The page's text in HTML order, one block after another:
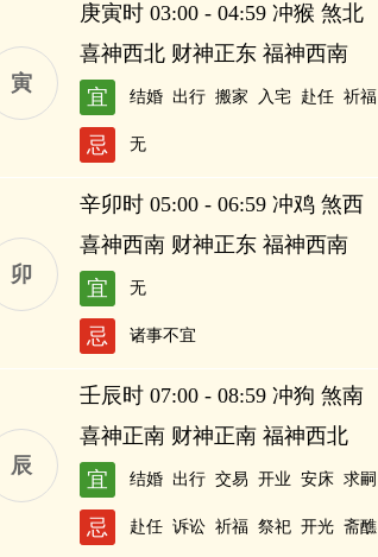
寅
庚寅时 03:00 - 04:59 冲猴 煞北
喜神西北 财神正东 福神西南
宜
结婚 出行 搬家 入宅 赴任 祈福
忌 无
卯
辛卯时 05:00 - 06:59 冲鸡 煞西
喜神西南 财神正东 福神西南
宜
无
忌 诸事不宜
辰
壬辰时 07:00 - 08:59 冲狗 煞南
喜神正南 财神正南 福神西北
宜
结婚 出行 交易 开业 安床 求嗣
忌 赴任 诉讼 祈福 祭祀 开光 斋醮